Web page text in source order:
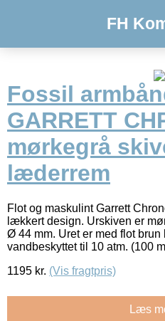
FH
Fossil
GARRETT
mørkegrå
læderrem
Flot og maskulint Garrett
lækkert design. Urskiven er
Ø 44 mm. Uret er med flot
vandbeskyttet til 10 atm. (100
1195 kr. (Vis fragtpris)
Læs